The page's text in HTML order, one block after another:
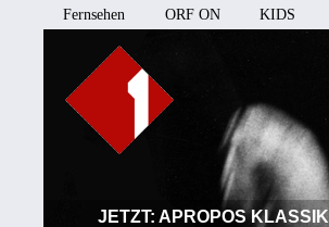
Fernsehen ORF ON KIDS
JETZT: APROPOS KLASSIK